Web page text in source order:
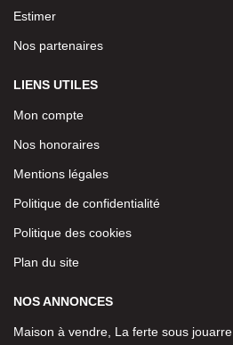
Estimer
Nos partenaires
LIENS UTILES
Mon compte
Nos honoraires
Mentions légales
Politique de confidentialité
Politique des cookies
Plan du site
NOS ANNONCES
Maison à vendre, La ferte sous jouarre